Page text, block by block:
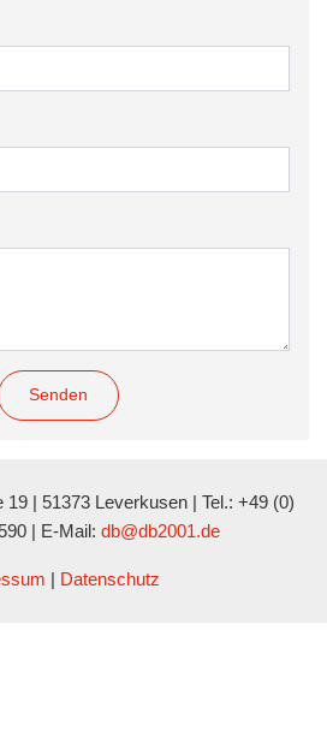
Senden
| 51373 Leverkusen | Tel.: +49 (0)
| E-Mail: db@db2001.de
| Datenschutz